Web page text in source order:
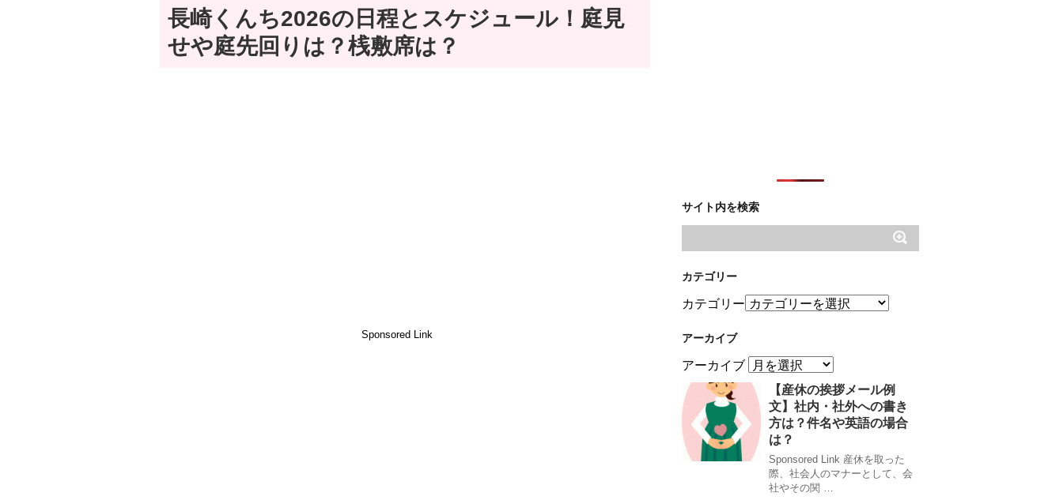
長崎くんち2026の日程とスケジュール！庭見
せや庭先回りは？桟敷席は？
Sponsored Link
サイト内を検索
カテゴリー
カテゴリー
アーカイブ
アーカイブ
【産休の挨拶メール例
文】社内・社外への書き
方は？件名や英語の場合
は？
Sponsored Link 産休を取った
際、社会人のマナーとして、会
社やその関 …